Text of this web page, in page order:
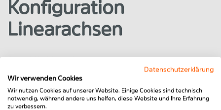
Konfiguration
Linearachsen
Stück
Datenschutzerklärung
Wir verwenden Cookies
Wir nutzen Cookies auf unserer Website. Einige Cookies sind technisch
notwendig, während andere uns helfen, diese Website und Ihre Erfahrung
zu verbessern.